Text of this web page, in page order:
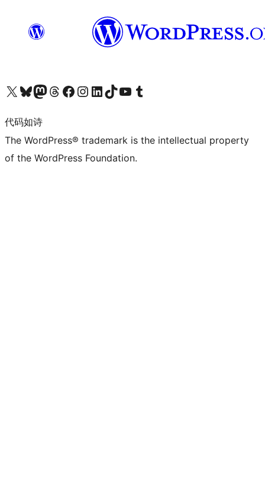
关注我们的 X（原 Twitter）账号访问我们的 Bluesky 账号关注我们的 Mastodon 账号访问我们的 Threads 账号 访问我们的 Facebook 公共主页关注我们的 Instagram 账号 关注我们的 LinkedIn 主页访问我们的 TikTok 账号访问我们的 YouTube 频道 访问我们的 Tumblr 账号
代码如诗
The WordPress® trademark is the intellectual property
of the WordPress Foundation.